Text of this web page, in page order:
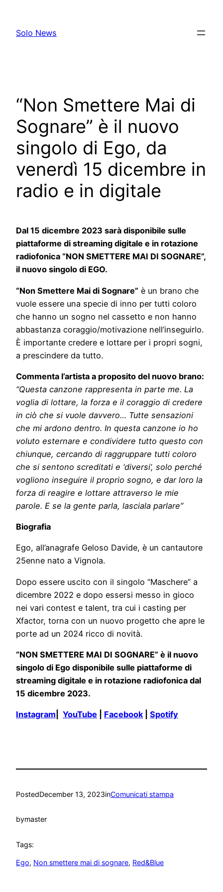
content
Solo News
“Non Smettere Mai di
Sognare” è il nuovo
singolo di Ego, da
venerdì 15 dicembre in
radio e in digitale
Dal 15 dicembre 2023 sarà disponibile sulle
piattaforme di streaming digitale e in rotazione
radiofonica “NON SMETTERE MAI DI SOGNARE”,
il nuovo singolo di EGO.
“Non Smettere Mai di Sognare” è un brano che
vuole essere una specie di inno per tutti coloro
che hanno un sogno nel cassetto e non hanno
abbastanza coraggio/motivazione nell’inseguirlo.
È importante credere e lottare per i propri sogni,
a prescindere da tutto.
Commenta l’artista a proposito del nuovo brano:
“Questa canzone rappresenta in parte me. La
voglia di lottare, la forza e il coraggio di credere
in ciò che si vuole davvero… Tutte sensazioni
che mi ardono dentro. In questa canzone io ho
voluto esternare e condividere tutto questo con
chiunque, cercando di raggruppare tutti coloro
che si sentono screditati e ‘diversi’, solo perché
vogliono inseguire il proprio sogno, e dar loro la
forza di reagire e lottare attraverso le mie
parole. E se la gente parla, lasciala parlare”
Biografia
Ego, all’anagrafe Geloso Davide, è un cantautore
25enne nato a Vignola.
Dopo essere uscito con il singolo “Maschere” a
dicembre 2022 e dopo essersi messo in gioco
nei vari contest e talent, tra cui i casting per
Xfactor, torna con un nuovo progetto che apre le
porte ad un 2024 ricco di novità.
“NON SMETTERE MAI DI SOGNARE” è il nuovo
singolo di Ego disponibile sulle piattaforme di
streaming digitale e in rotazione radiofonica dal
15 dicembre 2023.
Instagram YouTube Facebook| Spotify
PostedDecember 13, 2023inComunicati stampa
bymaster
Tags:
Ego, Non smettere mai di sognare, Red&Blue